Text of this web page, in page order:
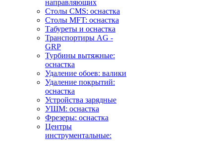
направляющих
Столы CMS: оснастка
Столы MFT: оснастка
Табуреты и оснастка
Транспортиры AG -
GRP
Турбины вытяжные:
оснастка
Удаление обоев: валики
Удаление покрытий:
оснастка
Устройства зарядные
УШМ: оснастка
Фрезеры: оснастка
Центры
инструментальные: